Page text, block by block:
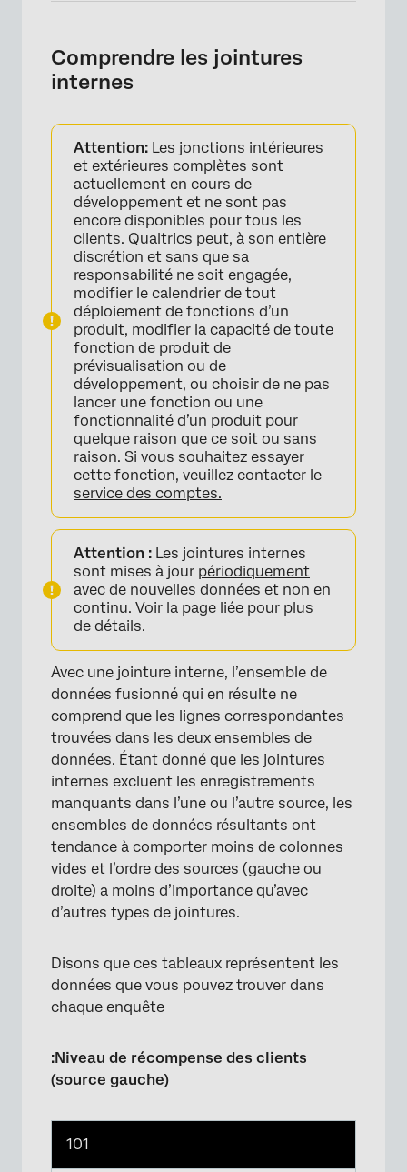
Comprendre les jointures
internes
Attention: Les jonctions intérieures
et extérieures complètes sont
actuellement en cours de
développement et ne sont pas
encore disponibles pour tous les
clients. Qualtrics peut, à son entière
discrétion et sans que sa
responsabilité ne soit engagée,
modifier le calendrier de tout
déploiement de fonctions d’un
produit, modifier la capacité de toute
fonction de produit de
prévisualisation ou de
développement, ou choisir de ne pas
lancer une fonction ou une
fonctionnalité d’un produit pour
quelque raison que ce soit ou sans
raison. Si vous souhaitez essayer
cette fonction, veuillez contacter le
service des comptes.
Attention : Les jointures internes
sont mises à jour périodiquement
avec de nouvelles données et non en
continu. Voir la page liée pour plus
de détails.
Avec une jointure interne, l’ensemble de
données fusionné qui en résulte ne
comprend que les lignes correspondantes
trouvées dans les deux ensembles de
données. Étant donné que les jointures
internes excluent les enregistrements
manquants dans l’une ou l’autre source, les
ensembles de données résultants ont
tendance à comporter moins de colonnes
vides et l’ordre des sources (gauche ou
droite) a moins d’importance qu’avec
d’autres types de jointures.
Disons que ces tableaux représentent les
données que vous pouvez trouver dans
chaque enquête
:Niveau de récompense des clients
(source gauche)
101